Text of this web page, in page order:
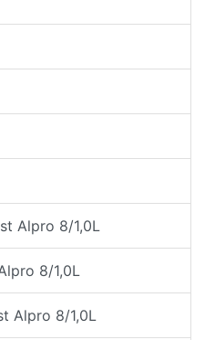
Alpro 8/1,0L
8/1,0L
Alpro 8/1,0L